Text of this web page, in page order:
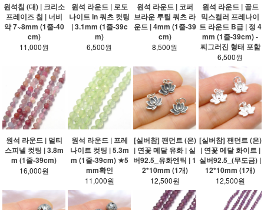
원석칩 (대) | 크리소
프레이즈 칩 | 너비
약 7~8mm (1줄-40
cm)
11,000원
원석 라운드 | 로도
나이트 in 쿼츠 컷팅
| 3.1mm (1줄-39c
m)
6,500원
원석 라운드 | 코퍼
브라운 루틸 쿼츠 라
운드 | 4mm (1줄-39
cm)
8,500원
원석 라운드 | 골드
믹스컬러 프레나이
트 라운드 B급 | 정 4
mm (1줄-39cm) -
찌그러진 형태 포함
6,500원
원석 라운드 | 멀티
스피넬 컷팅 | 3.8m
m (1줄-39cm)
16,000원
원석 라운드 | 프레
나이트 컷팅 | 5.3m
m (1줄-39cm) ★5
mm확인
11,000원
[실버참] 팬던트 (은)
| 연꽃 메달 유화 | 실
버92.5_유화엔틱 | 1
2*10mm (1개)
12,500원
[실버참] 팬던트 (은)
| 연꽃 메달 화이트 |
실버92.5_(무도금) |
12*10mm (1개)
12,500원